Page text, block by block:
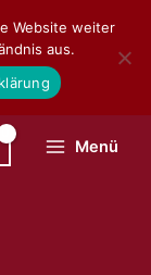
Menü
Website weiter
aus.